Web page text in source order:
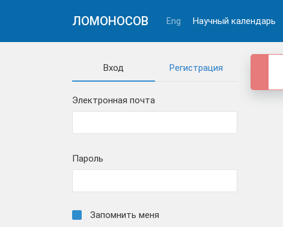
ЛОМОНОСОВ Eng Научный календарь
Вход Регистрация
Электронная почта
Пароль
Запомнить меня